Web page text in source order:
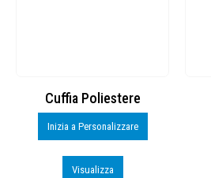
Cuffia Poliestere
Inizia a Personalizzare
Visualizza